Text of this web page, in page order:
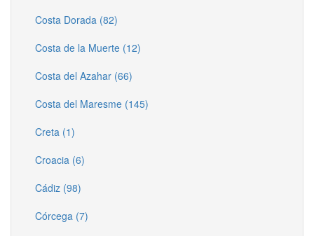
Costa Dorada (82)
Costa de la Muerte (12)
Costa del Azahar (66)
Costa del Maresme (145)
Creta (1)
Croacia (6)
Cádiz (98)
Córcega (7)